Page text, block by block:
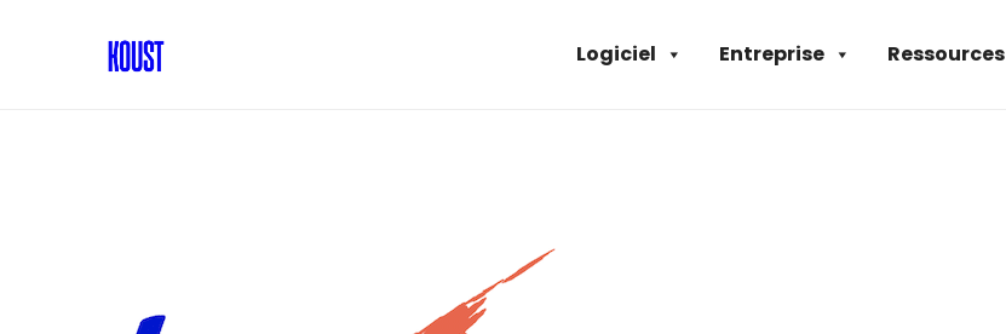
Ressources
Entreprise
Logiciel